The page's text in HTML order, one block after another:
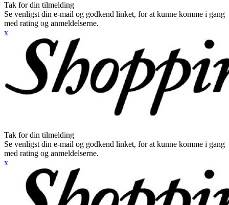
Tak for din tilmelding
Se venligst din e-mail og godkend linket, for at kunne komme i gang
med rating og anmeldelserne.
x
Tak for din tilmelding
Se venligst din e-mail og godkend linket, for at kunne komme i gang
med rating og anmeldelserne.
x